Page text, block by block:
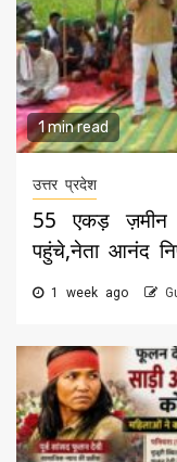
1 min read
उत्तर प्रदेश
55 एकड़
पहुंचे,नेता आनंद
1 week ago